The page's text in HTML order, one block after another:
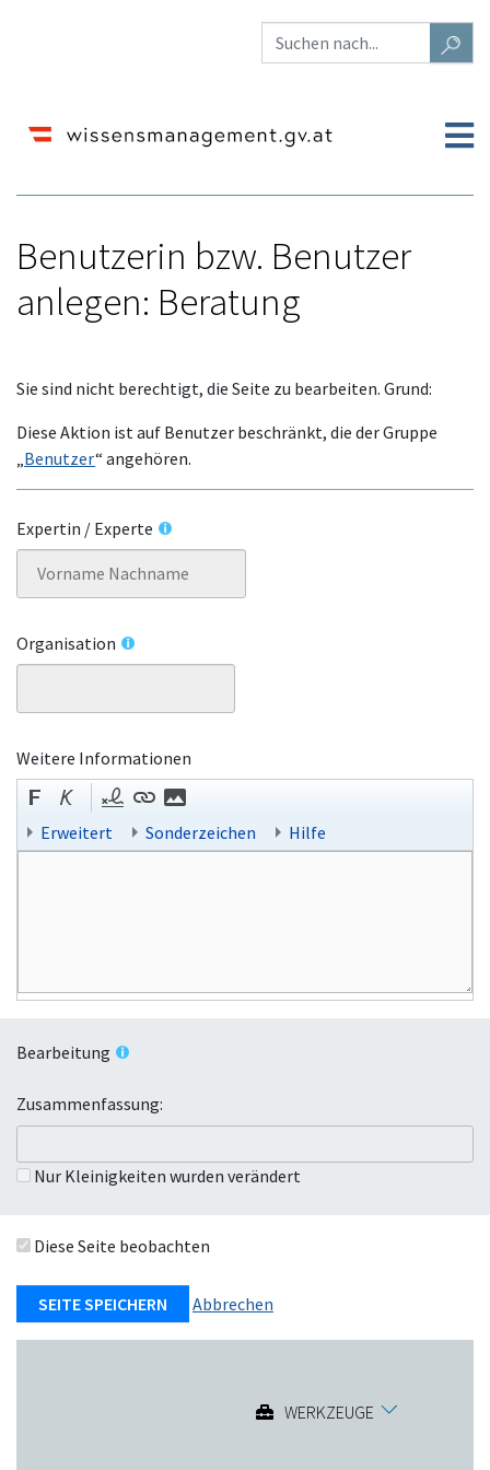
Benutzerin bzw. Benutzer
anlegen: Beratung
Wechseln zu:Navigation, Suche
Sie sind nicht berechtigt, die Seite zu bearbeiten. Grund:
Diese Aktion ist auf Benutzer beschränkt, die der Gruppe
Benutzer“ angehören.
Expertin / Experte
Organisation
Weitere Informationen
Erweitert Sonderzeichen Hilfe
Bearbeitung
Zusammenfassung:
Nur Kleinigkeiten wurden verändert
Diese Seite beobachten
Abbrechen
WERKZEUGE